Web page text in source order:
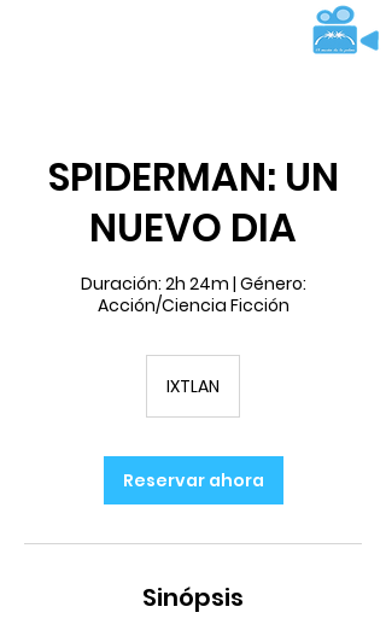
SPIDERMAN: UN
NUEVO DIA
Duración: 2h 24m | Género:
Acción/Ciencia Ficción
IXTLAN
Reservar ahora
Sinópsis